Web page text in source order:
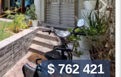
$ 762 421